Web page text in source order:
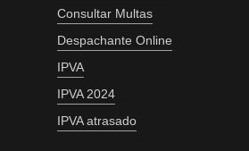
Consultar Multas
Despachante Online
IPVA
IPVA 2024
IPVA atrasado